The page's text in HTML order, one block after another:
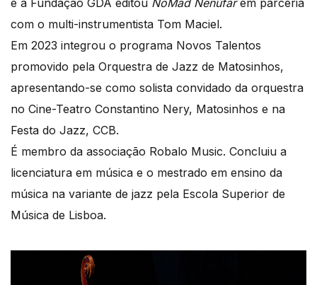
e a Fundação GDA editou NoMad Nenúfarem parceria
com o multi-instrumentista Tom Maciel.
Em 2023 integrou o programa Novos Talentos
promovido pela Orquestra de Jazz de Matosinhos,
apresentando-se como solista convidado da orquestra
no Cine-Teatro Constantino Nery, Matosinhos e na
Festa do Jazz, CCB.
É membro da associação Robalo Music. Concluiu a
licenciatura em música e o mestrado em ensino da
música na variante de jazz pela Escola Superior de
Música de Lisboa.